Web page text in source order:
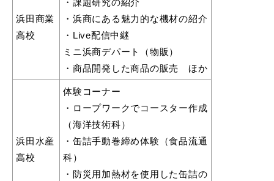
浜田市観光協会ポータルサイト「はまナビ」
浜田商業
高校
・課題研究の紹介
・浜商にある魅力的な機材の紹介
・Live配信中継
ミニ浜商デパート（物販）
・商品開発した商品の販売 ほか
浜田水産
高校
体験コーナー
・ロープワークでコースター作成
（海洋技術科）
・缶詰手動巻締め体験（食品流通
科）
・防災用加熱材を使用した缶詰の